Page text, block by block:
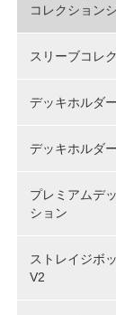
コレクション
スリーブコレ
デッキホルダ
デッキホルダ
プレミアムデ
ション
ストレイジボ
V2